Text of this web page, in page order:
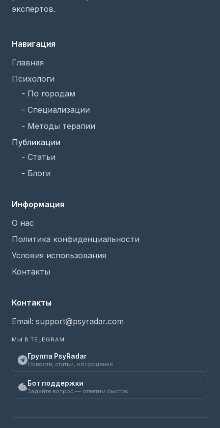
экспертов.
Навигация
Главная
Психологи
- По городам
- Специализации
- Методы терапии
Публикации
- Статьи
- Блоги
Информация
О нас
Политика конфиденциальности
Условия использования
Контакты
Контакты
Email: support@psyradar.com
МЫ В TELEGRAM
Группа PsyRadar
Новости, статьи, обсуждения
Бот поддержки
Задайте вопрос — ответим быстро